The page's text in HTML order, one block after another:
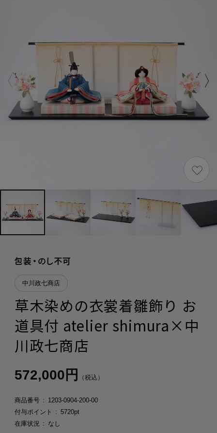
中川政七商店
草木染めの衣裳着雛飾り お
道具付 atelier shimura×中
川政七商店
572,000円 （税込）
商品番号
1203-0904-200-00
付与ポイント
5720pt
在庫状況
なし